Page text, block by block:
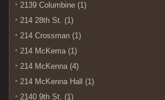
2139 Columbine (1)
214 28th St. (1)
214 Crossman (1)
214 McKema (1)
214 McKenna (4)
214 McKenna Hall (1)
2140 9th St. (1)